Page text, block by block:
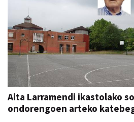
Aita Larramendi ikastolako
ondorengoen arteko